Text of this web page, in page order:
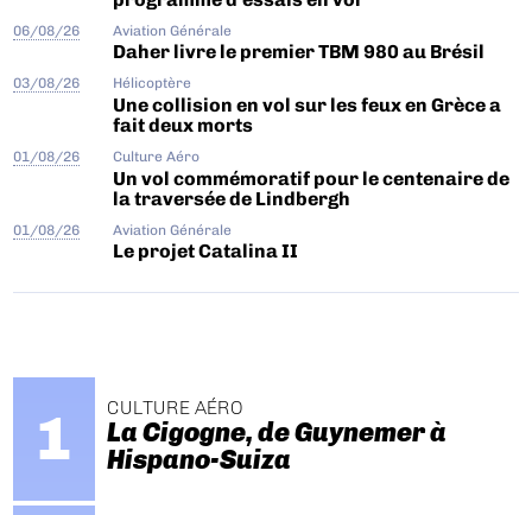
06/08/26 Aviation Générale
Daher livre le premier TBM 980 au Brésil
03/08/26 Hélicoptère
Une collision en vol sur les feux en Grèce a
fait deux morts
01/08/26 Culture Aéro
Un vol commémoratif pour le centenaire de
la traversée de Lindbergh
01/08/26 Aviation Générale
Le projet Catalina II
CULTURE AÉRO
La Cigogne, de Guynemer à
Hispano-Suiza